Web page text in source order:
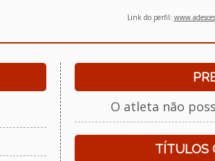
Link do perfil:
O atleta não
TÍTULOS